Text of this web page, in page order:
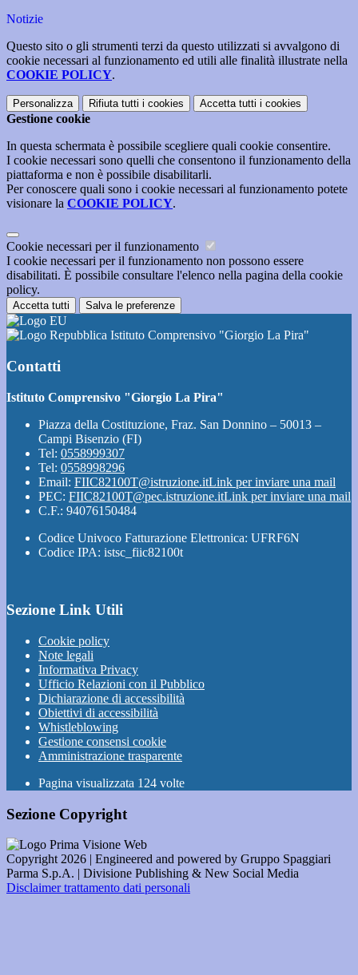
Notizie
Questo sito o gli strumenti terzi da questo utilizzati si avvalgono di
cookie necessari al funzionamento ed utili alle finalità illustrate nella
COOKIE POLICY.
Personalizza Rifiuta tutti i cookies Accetta tutti i cookies
Gestione cookie
In questa schermata è possibile scegliere quali cookie consentire.
I cookie necessari sono quelli che consentono il funzionamento della
piattaforma e non è possibile disabilitarli.
Per conoscere quali sono i cookie necessari al funzionamento potete
visionare la COOKIE POLICY.
Cookie necessari per il funzionamento
I cookie necessari per il funzionamento non possono essere
disabilitati. È possibile consultare l'elenco nella pagina della cookie
policy.
Accetta tutti Salva le preferenze
Istituto Comprensivo "Giorgio La Pira"
Contatti
Istituto Comprensivo "Giorgio La Pira"
Piazza della Costituzione, Fraz. San Donnino – 50013 –
Campi Bisenzio (FI)
Tel: 0558999307
Tel: 0558998296
Email: FIIC82100T@istruzione.itLink per inviare una mail
PEC: FIIC82100T@pec.istruzione.itLink per inviare una mail
C.F.: 94076150484
Codice Univoco Fatturazione Elettronica: UFRF6N
Codice IPA: istsc_fiic82100t
Sezione Link Utili
Cookie policy
Note legali
Informativa Privacy
Ufficio Relazioni con il Pubblico
Dichiarazione di accessibilità
Obiettivi di accessibilità
Whistleblowing
Gestione consensi cookie
Amministrazione trasparente
Pagina visualizzata 124 volte
Sezione Copyright
Copyright 2026 | Engineered and powered by Gruppo Spaggiari
Parma S.p.A. | Divisione Publishing & New Social Media
Disclaimer trattamento dati personali